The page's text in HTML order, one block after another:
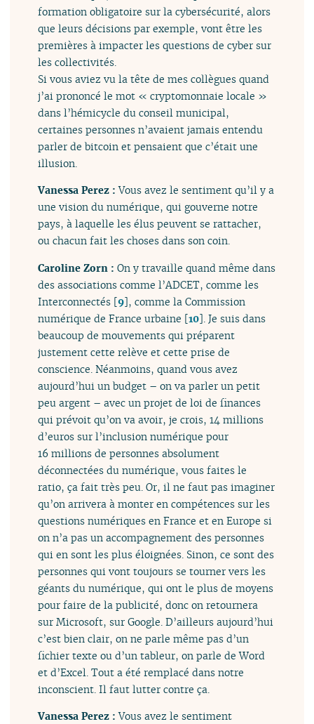
formation obligatoire sur la cybersécurité, alors
que leurs décisions par exemple, vont être les
premières à impacter les questions de cyber sur
les collectivités.
Si vous aviez vu la tête de mes collègues quand
j’ai prononcé le mot « cryptomonnaie locale »
dans l’hémicycle du conseil municipal,
certaines personnes n’avaient jamais entendu
parler de bitcoin et pensaient que c’était une
illusion.
Vanessa Perez :Vous avez le sentiment qu’il y a
une vision du numérique, qui gouverne notre
pays, à laquelle les élus peuvent se rattacher,
ou chacun fait les choses dans son coin.
Caroline Zorn :On y travaille quand même dans
des associations comme l’ADCET, comme les
Interconnectés [9], comme la Commission
numérique de France urbaine [10] . Je suis dans
beaucoup de mouvements qui préparent
justement cette relève et cette prise de
conscience. Néanmoins, quand vous avez
aujourd’hui un budget – on va parler un petit
peu argent – avec un projet de loi de finances
qui prévoit qu’on va avoir, je crois, 14 millions
d’euros sur l’inclusion numérique pour
16 millions de personnes absolument
déconnectées du numérique, vous faites le
ratio, ça fait très peu. Or, il ne faut pas imaginer
qu’on arrivera à monter en compétences sur les
questions numériques en France et en Europe si
on n’a pas un accompagnement des personnes
qui en sont les plus éloignées. Sinon, ce sont des
personnes qui vont toujours se tourner vers les
géants du numérique, qui ont le plus de moyens
pour faire de la publicité, donc on retournera
sur Microsoft, sur Google. D’ailleurs aujourd’hui
c’est bien clair, on ne parle même pas d’un
fichier texte ou d’un tableur, on parle de Word
et d’Excel. Tout a été remplacé dans notre
inconscient. Il faut lutter contre ça.
Vanessa Perez :Vous avez le sentiment